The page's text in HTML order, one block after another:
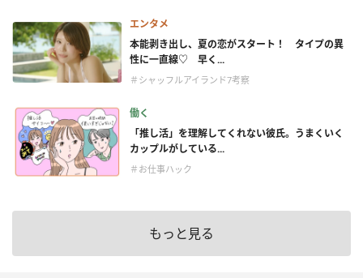
エンタメ
本能剥き出し、夏の恋がスタート！ タイプの異
性に一直線♡ 早く...
＃シャッフルアイランド7考察
働く
「推し活」を理解してくれない彼氏。うまくいく
カップルがしている...
＃お仕事ハック
もっと見る